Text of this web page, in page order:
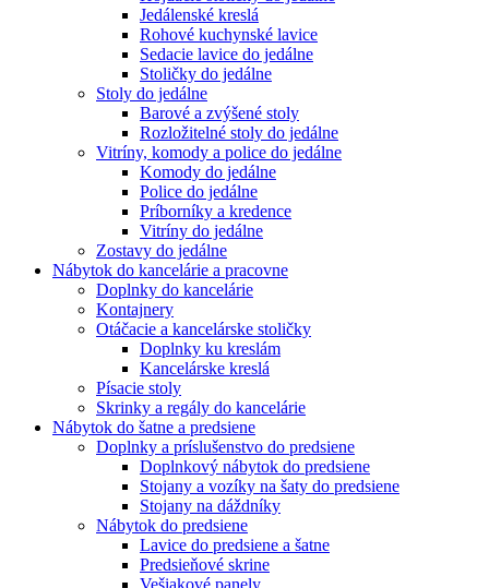
Jedálenské kreslá
Rohové kuchynské lavice
Sedacie lavice do jedálne
Stoličky do jedálne
Stoly do jedálne
Barové a zvýšené stoly
Rozložitelné stoly do jedálne
Vitríny, komody a police do jedálne
Komody do jedálne
Police do jedálne
Príborníky a kredence
Vitríny do jedálne
Zostavy do jedálne
Nábytok do kancelárie a pracovne
Doplnky do kancelárie
Kontajnery
Otáčacie a kancelárske stoličky
Doplnky ku kreslám
Kancelárske kreslá
Písacie stoly
Skrinky a regály do kancelárie
Nábytok do šatne a predsiene
Doplnky a príslušenstvo do predsiene
Doplnkový nábytok do predsiene
Stojany a vozíky na šaty do predsiene
Stojany na dáždníky
Nábytok do predsiene
Lavice do predsiene a šatne
Predsieňové skrine
Vešiakové panely